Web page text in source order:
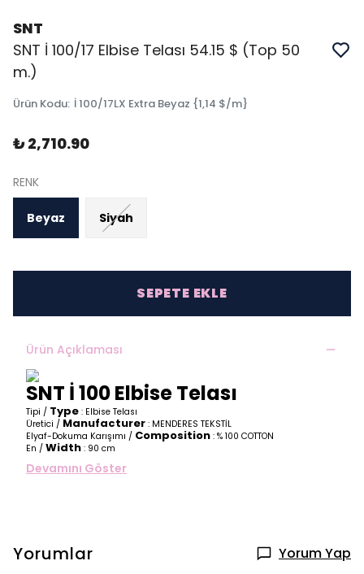
SNT
SNT İ 100/17 Elbise Telası 54.15 $ (Top 50
m.)
Ürün Kodu: İ 100/17LX Extra Beyaz {1,14 $/m}
₺ 2,710.90
RENK
Beyaz Siyah
SEPETE EKLE
Ürün Açıklaması
SNT İ 100 Elbise Telası
Tipi / Type : Elbise Telası
Üretici / Manufacturer : MENDERES TEKSTİL
Elyaf-Dokuma Karışımı / Composition : % 100 COTTON
En / Width : 90 cm
Devamını Göster
Yorumlar Yorum Yap